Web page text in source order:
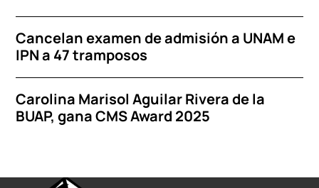
Cancelan examen de admisión a UNAM e
IPN a 47 tramposos
Carolina Marisol Aguilar Rivera de la
BUAP, gana CMS Award 2025